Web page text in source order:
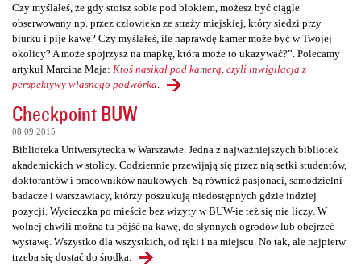
Czy myślałeś, że gdy stoisz sobie pod blokiem, możesz być ciągle
obserwowany np. przez człowieka ze straży miejskiej, który siedzi przy
biurku i pije kawę? Czy myślałeś, ile naprawdę kamer może być w Twojej
okolicy? A może spojrzysz na mapkę, która może to ukazywać?”. Polecamy
artykuł Marcina Maja: Ktoś nasikał pod kamerą, czyli inwigilacja z
perspektywy własnego podwórka
Checkpoint BUW
08.09.2015
Biblioteka Uniwersytecka w Warszawie. Jedna z najważniejszych bibliotek
akademickich w stolicy. Codziennie przewijają się przez nią setki studentów,
doktorantów i pracowników naukowych. Są również pasjonaci, samodzielni
badacze i warszawiacy, którzy poszukują niedostępnych gdzie indziej
pozycji. Wycieczka po mieście bez wizyty w BUW-ie też się nie liczy. W
wolnej chwili można tu pójść na kawę, do słynnych ogrodów lub obejrzeć
wystawę. Wszystko dla wszystkich, od ręki i na miejscu. No tak, ale najpierw
trzeba się dostać do środka.